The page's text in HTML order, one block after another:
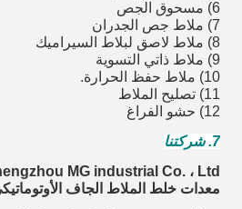
6) مسحوق الجص
7) ملاط ​​جص الجدران
8) ملاط ​​لاصق لبلاط السيراميك
9) ملاط ​​ذاتي التسوية
10) ملاط ​​حفظ الحرارة.
11) تصليح الملاط
12) حشو الفراغ
7. شركتنا
معدات خلط الملاط الجاف